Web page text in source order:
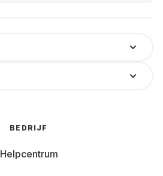
BEDRIJF
Helpcentrum